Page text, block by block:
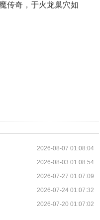
传奇，于火龙巢穴如
2026-08-07 01:08:04
2026-08-03 01:08:54
2026-07-27 01:07:09
2026-07-24 01:07:32
2026-07-20 01:07:02